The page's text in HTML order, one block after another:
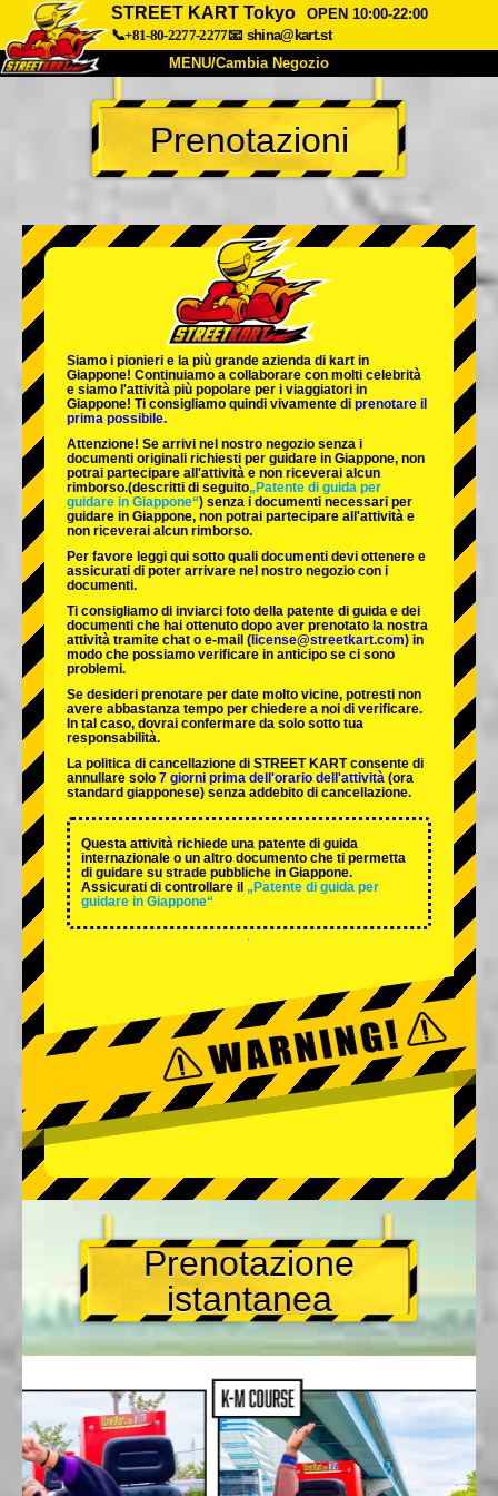
STREET KART Tokyo
OPEN 10:00-22:00
📞+81-80-2277-2277📧 shina@kart.st
MENU/Cambia Negozio
INIZIO
Chi Siamo Specifiche Prezzo
Azienda Prenotazioni
Cambia Negozio
Tokyo Shinagawa Tokyo Akihabara#1
Tokyo Akihabara#2
Tokyo Shibuya Annex Tokyo Bay
Tokyo Asakusa Osaka
Okinawa
Prenotazioni
Siamo i pionieri e la più grande azienda di kart in
Giappone! Continuiamo a collaborare con molti celebrità
e siamo l'attività più popolare per i viaggiatori in
Giappone! Ti consigliamo quindi vivamente di prenotare il
prima possibile.
Attenzione! Se arrivi nel nostro negozio senza i
documenti originali richiesti per guidare in Giappone, non
potrai partecipare all'attività e non riceverai alcun
rimborso.(descritti di seguito„Patente di guida per
guidare in Giappone“) senza i documenti necessari per
guidare in Giappone, non potrai partecipare all'attività e
non riceverai alcun rimborso.
Per favore leggi qui sotto quali documenti devi ottenere e
assicurati di poter arrivare nel nostro negozio con i
documenti.
Ti consigliamo di inviarci foto della patente di guida e dei
documenti che hai ottenuto dopo aver prenotato la nostra
attività tramite chat o e-mail ( license@streetkart.com) in
modo che possiamo verificare in anticipo se ci sono
problemi.
Se desideri prenotare per date molto vicine, potresti non
avere abbastanza tempo per chiedere a noi di verificare.
In tal caso, dovrai confermare da solo sotto tua
responsabilità.
La politica di cancellazione di STREET KART consente di
annullare solo 7 giorni prima dell'orario dell'attività (ora
standard giapponese) senza addebito di cancellazione.
Questa attività richiede una patente di guida
internazionale o un altro documento che ti permetta
di guidare su strade pubbliche in Giappone.
Assicurati di controllare il „Patente di guida per
guidare in Giappone“
Prenotazione
istantanea